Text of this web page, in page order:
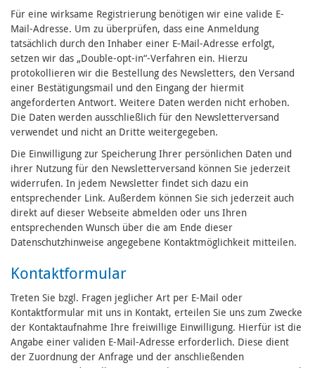
Für eine wirksame Registrierung benötigen wir eine valide E-
Mail-Adresse. Um zu überprüfen, dass eine Anmeldung
tatsächlich durch den Inhaber einer E-Mail-Adresse erfolgt,
setzen wir das „Double-opt-in“-Verfahren ein. Hierzu
protokollieren wir die Bestellung des Newsletters, den Versand
einer Bestätigungsmail und den Eingang der hiermit
angeforderten Antwort. Weitere Daten werden nicht erhoben.
Die Daten werden ausschließlich für den Newsletterversand
verwendet und nicht an Dritte weitergegeben.
Die Einwilligung zur Speicherung Ihrer persönlichen Daten und
ihrer Nutzung für den Newsletterversand können Sie jederzeit
widerrufen. In jedem Newsletter findet sich dazu ein
entsprechender Link. Außerdem können Sie sich jederzeit auch
direkt auf dieser Webseite abmelden oder uns Ihren
entsprechenden Wunsch über die am Ende dieser
Datenschutzhinweise angegebene Kontaktmöglichkeit mitteilen.
Kontaktformular
Treten Sie bzgl. Fragen jeglicher Art per E-Mail oder
Kontaktformular mit uns in Kontakt, erteilen Sie uns zum Zwecke
der Kontaktaufnahme Ihre freiwillige Einwilligung. Hierfür ist die
Angabe einer validen E-Mail-Adresse erforderlich. Diese dient
der Zuordnung der Anfrage und der anschließenden